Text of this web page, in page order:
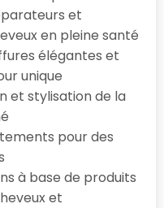
et
en pleine santé
élégantes et
unique
et stylisation de la
pour des
à base de produits
et